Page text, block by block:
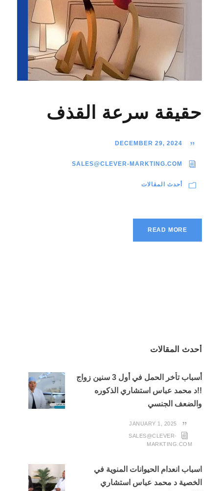
حقيقة سرعة القذف
DECEMBER 29, 2024
SALES@CLEVER-MARKTING.COM
أحدث المقالات
READ MORE
أحدث المقالات
أسباب تأخر الحمل في أول 3 سنين زواج
!!د محمد عباس استشاري الذكوره
والضعف الجنسي
JANUARY 1, 2025
SALES@CLEVER-
MARKTING.COM
اسباب انعدام الحيوانات المنوية في
الخصية د محمد عباس استشاري